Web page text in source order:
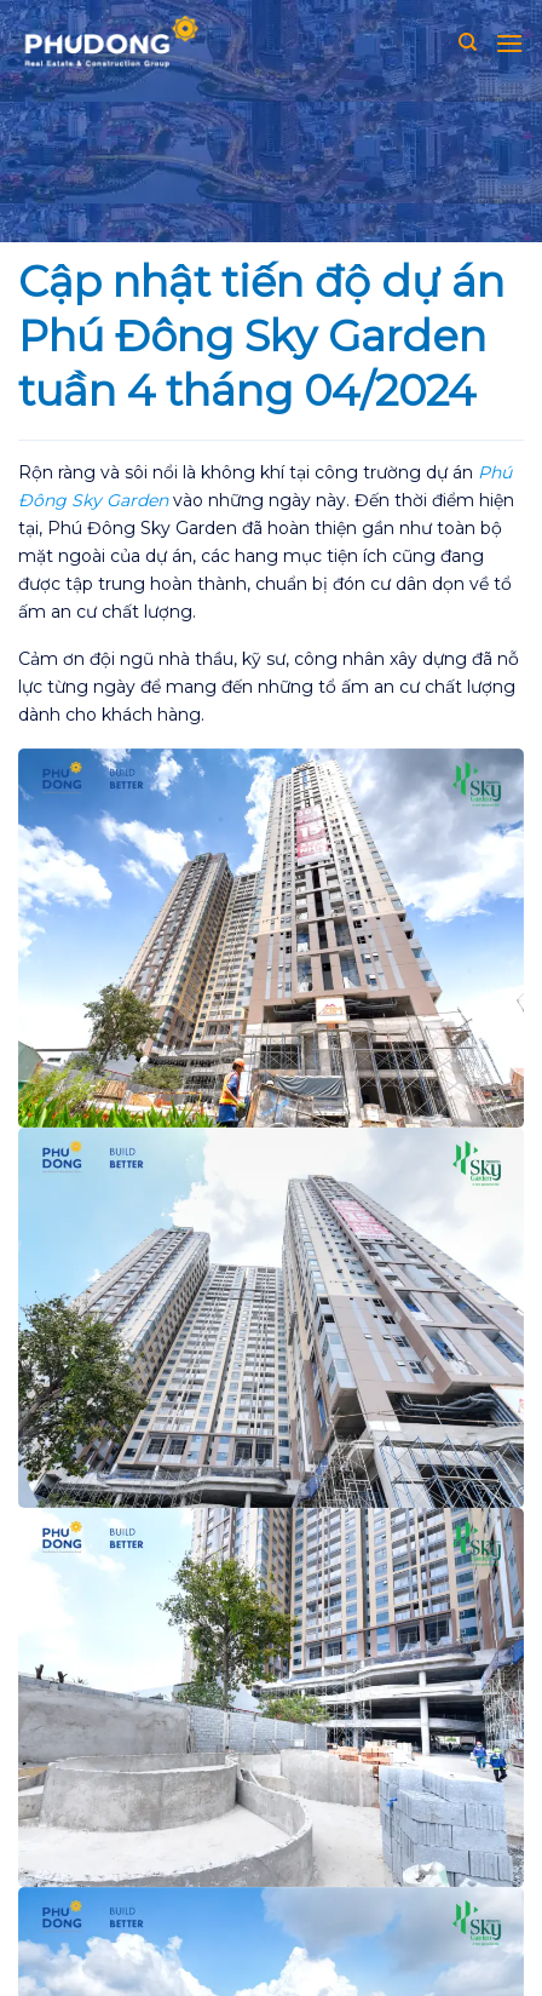
Skip
to
content
Cập nhật tiến độ dự án
Phú Đông Sky Garden
tuần 4 tháng 04/2024
Rộn ràng và sôi nổi là không khí tại công trường dự án Phú
Đông Sky Gardenvào những ngày này. Đến thời điểm hiện
tại, Phú Đông Sky Garden đã hoàn thiện gần như toàn bộ
mặt ngoài của dự án, các hang mục tiện ích cũng đang
được tập trung hoàn thành, chuẩn bị đón cư dân dọn về tổ
ấm an cư chất lượng.
Cảm ơn đội ngũ nhà thầu, kỹ sư, công nhân xây dựng đã nỗ
lực từng ngày để mang đến những tổ ấm an cư chất lượng
dành cho khách hàng.